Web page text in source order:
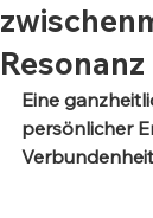
Resonanz
Eine
persönlicher
Verbundenheit